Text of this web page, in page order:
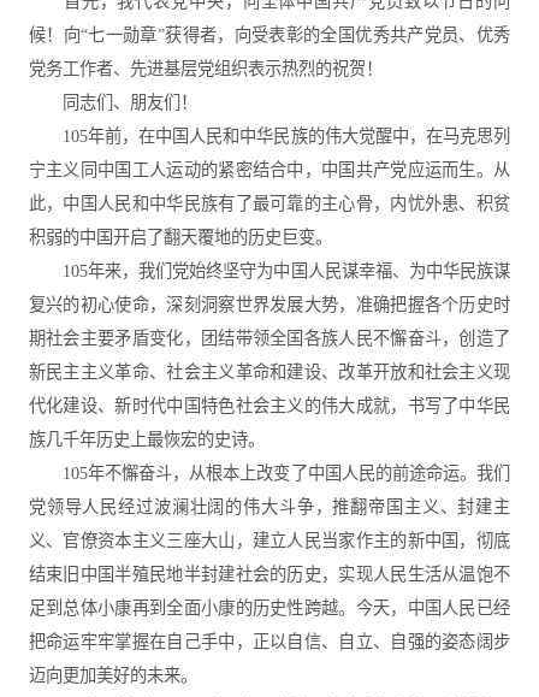
候！向“七一勋章”获得者，向受表彰的全国优秀共产党员、优秀
党务工作者、先进基层党组织表示热烈的祝贺！
同志们、朋友们！
105年前，在中国人民和中华民族的伟大觉醒中，在马克思列
宁主义同中国工人运动的紧密结合中，中国共产党应运而生。从
此，中国人民和中华民族有了最可靠的主心骨，内忧外患、积贫
积弱的中国开启了翻天覆地的历史巨变。
105年来，我们党始终坚守为中国人民谋幸福、为中华民族谋
复兴的初心使命，深刻洞察世界发展大势，准确把握各个历史时
期社会主要矛盾变化，团结带领全国各族人民不懈奋斗，创造了
新民主主义革命、社会主义革命和建设、改革开放和社会主义现
代化建设、新时代中国特色社会主义的伟大成就，书写了中华民
族几千年历史上最恢宏的史诗。
105年不懈奋斗，从根本上改变了中国人民的前途命运。我们
党领导人民经过波澜壮阔的伟大斗争，推翻帝国主义、封建主
义、官僚资本主义三座大山，建立人民当家作主的新中国，彻底
结束旧中国半殖民地半封建社会的历史，实现人民生活从温饱不
足到总体小康再到全面小康的历史性跨越。今天，中国人民已经
把命运牢牢掌握在自己手中，正以自信、自立、自强的姿态阔步
迈向更加美好的未来。